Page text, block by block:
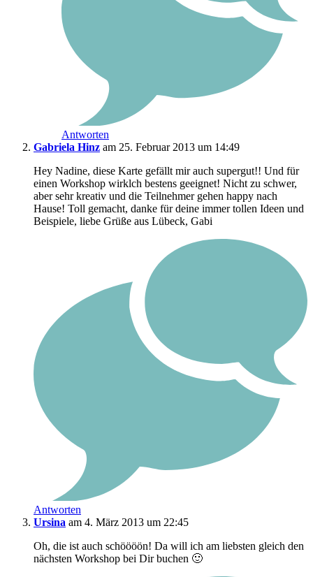
Antworten
Gabriela Hinz am 25. Februar 2013 um 14:49
Hey Nadine, diese Karte gefällt mir auch supergut!! Und für
einen Workshop wirklch bestens geeignet! Nicht zu schwer,
aber sehr kreativ und die Teilnehmer gehen happy nach
Hause! Toll gemacht, danke für deine immer tollen Ideen und
Beispiele, liebe Grüße aus Lübeck, Gabi
Antworten
Ursina am 4. März 2013 um 22:45
Oh, die ist auch schöööön! Da will ich am liebsten gleich den
nächsten Workshop bei Dir buchen 🙂